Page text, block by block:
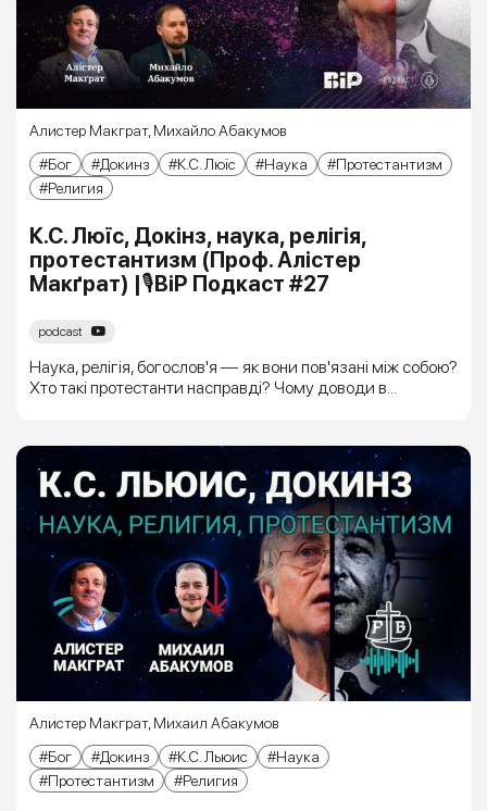
Алистер Макграт,Михайло Абакумов
Бог
Докинз К.С. Люїс Наука
Протестантизм
Религия
К.С. Люїс, Докінз, наука, релігія,
протестантизм (Проф. Алістер
Макґрат) |🎙ВіР Подкаст #27
podcast
Наука, релігія, богослов'я — як вони пов'язані між собою?
Хто такі протестанти насправді? Чому доводи в...
Алистер Макграт,Михаил Абакумов
Бог
Докинз К.С. Льюис
Наука
Протестантизм
Религия